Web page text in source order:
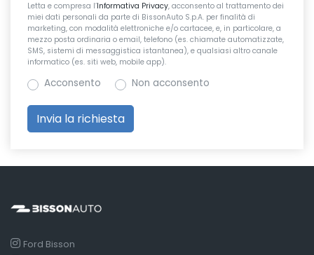
Letta e compresa l’Informativa Privacy, acconsento al trattamento dei
miei dati personali da parte di BissonAuto S.p.A. per finalità di
marketing, con modalità elettroniche e/o cartacee, e, in particolare, a
mezzo posta ordinaria o email, telefono (es. chiamate automatizzate,
SMS, sistemi di messaggistica istantanea), e qualsiasi altro canale
informatico (es. siti web, mobile app).
Acconsento Non acconsento
Ford Bisson